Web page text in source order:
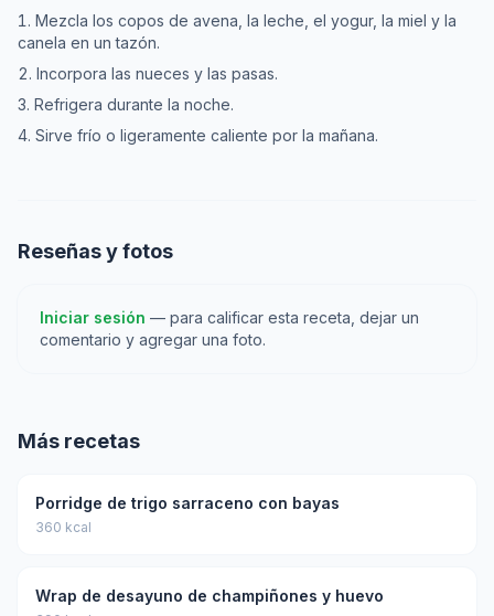
Mezcla los copos de avena, la leche, el yogur, la miel y la
canela en un tazón.
Incorpora las nueces y las pasas.
Refrigera durante la noche.
Sirve frío o ligeramente caliente por la mañana.
Reseñas y fotos
Iniciar sesión — para calificar esta receta, dejar un
comentario y agregar una foto.
Más recetas
Porridge de trigo sarraceno con bayas
360 kcal
Wrap de desayuno de champiñones y huevo